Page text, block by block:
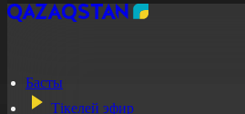
Басты
Тікелей эфир